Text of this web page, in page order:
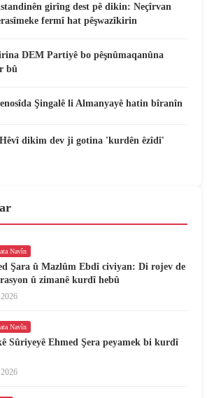
girîng dest pê dikin: Neçîrvan
fermî hat pêşwazîkirin
DEM Partiyê bo pêşnûmaqanûna
bû
Şingalê li Almanyayê hatin bîranîn
Hêvî dikim dev ji gotina 'kurdên êzîdî'
Navîn
Şara û Mazlûm Ebdî civiyan: Di rojev de
û zimanê kurdî hebû
Navîn
Sûriyeyê Ehmed Şera peyamek bi kurdî